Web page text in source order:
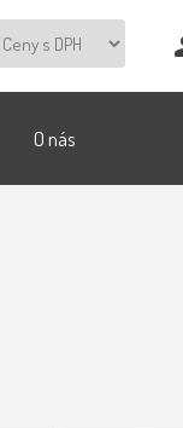
O nás